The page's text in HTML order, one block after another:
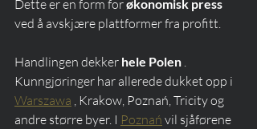
Dette er en form for økonomisk press
ved å avskjære plattformer fra profitt.
Handlingen dekker hele Polen .
Kunngjøringer har allerede dukket opp i
Warszawa , Krakow, Poznań, Tricity og
andre større byer. I Poznań vil sjåførene